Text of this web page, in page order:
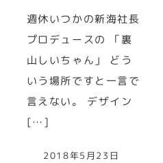
週休いつかの新海社長
プロデュースの 「裏
山しいちゃん」 どう
いう場所ですと一言で
言えない。 デザイン
[…]
2018年5月23日